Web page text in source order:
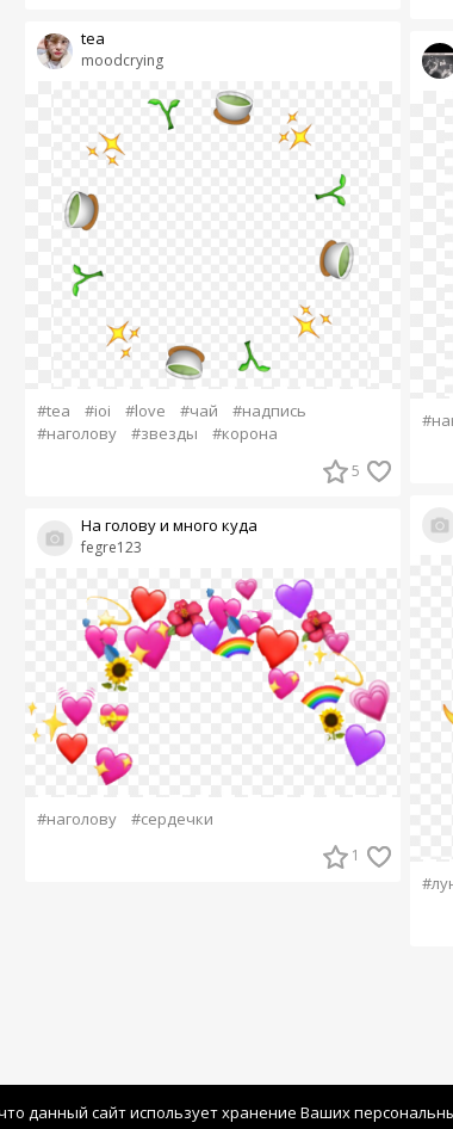
moodcrying
tea
#tea #ioi #love #чай
#надпись
#наголову
#звезды #корона
5
fegre123
На голову и много куда
#наголову #сердечки
1
данный сайт использует хранение Ваших